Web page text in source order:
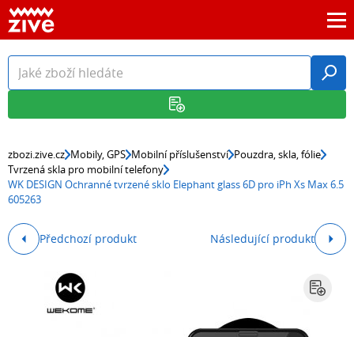
zbozi.zive.cz Mobily, GPS Mobilní příslušenství Pouzdra, skla, fólie
Tvrzená skla pro mobilní telefony
WK DESIGN Ochranné tvrzené sklo Elephant glass 6D pro iPh Xs Max 6.5
605263
Předchozí produkt Následující produkt